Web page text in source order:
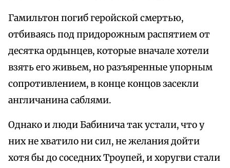
Гамильтон погиб геройской смертью,
отбиваясь под придорожным распятием от
десятка ордынцев, которые вначале хотели
взять его живьем, но разъяренные упорным
сопротивлением, в конце концов засекли
англичанина саблями.
Однако и люди Бабинича так устали, что у
них не хватило ни сил, не желания дойти
хотя бы до соседних Троупей, и хоругви стали